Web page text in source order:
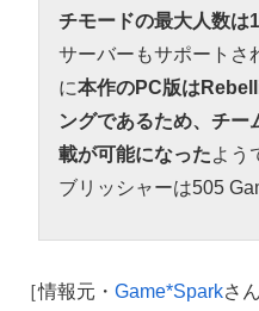
チモードの最大人数は
サーバーもサポートさ
に本作のPC版は
ングであるため、チー
載が可能になったよう
ブリッシャーは505
［情報元・ Game*Sparkさん